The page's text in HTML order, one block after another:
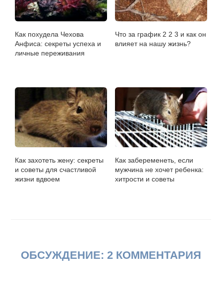
Как похудела Чехова
Анфиса: секреты успеха и
личные переживания
Что за график 2 2 3 и как он
влияет на нашу жизнь?
Как захотеть жену: секреты
и советы для счастливой
жизни вдвоем
Как забеременеть, если
мужчина не хочет ребенка:
хитрости и советы
ОБСУЖДЕНИЕ: 2 КОММЕНТАРИЯ